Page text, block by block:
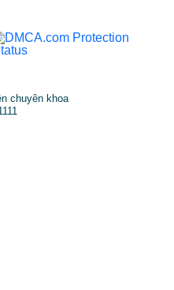
chuyên khoa